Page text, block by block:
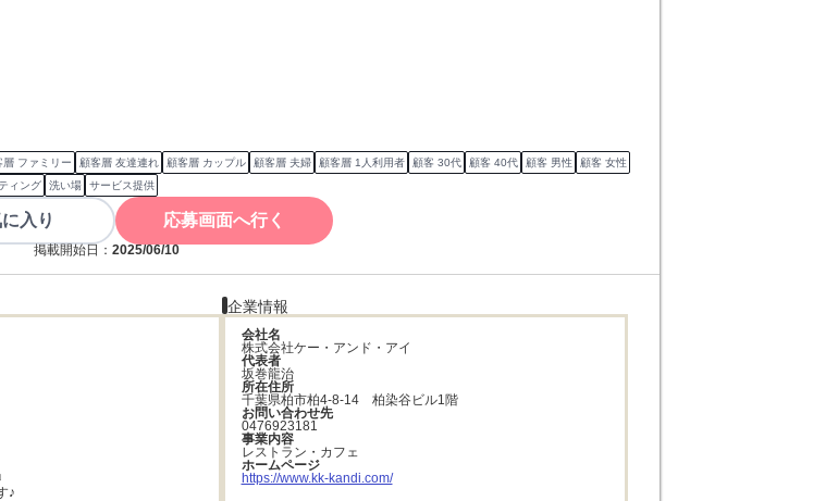
層 ファミリー 顧客層 友達連れ 顧客層 カップル 顧客層 夫婦 顧客層 1人利用者 顧客 30代 顧客 40代 顧客 男性
顧客 女性
ィング 洗い場 サービス提供
入り 応募画面へ行く
掲載開始日： 2025/06/10
♪
企業情報
会社名
株式会社ケー・アンド・アイ
代表者
坂巻龍治
所在住所
千葉県柏市柏4-8-14　柏染谷ビル1階
お問い合わせ先
0476923181
事業内容
レストラン・カフェ
ホームページ
https://www.kk-kandi.com/